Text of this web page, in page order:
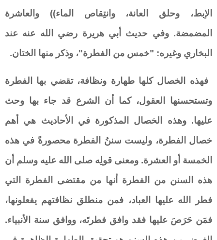
الإبط، وحلق العانة، وانتِقاص الماء)) والعاشرة
المضمضة. وفي حديث أبي هريرة رضي الله عنه عند
البخاري وغيره: "خمس من الفطرة"، وذكر منها الختان.
فهذه الخصال كلها طهارة ونظافة، تقضي بها الفطرة
وتستحسنها العقول، كما أن الشرع قد جاء بها وحث
عليها. وهذه الخصال المذكورة في الأحاديث هي أهم
خصال الفطرة، وليست سننُ الفطرة محصورةً في هذه
الخمسة أو العشرة. ومعنى قولِه صلى الله عليه وسلم أن
هذه السنن من الفطرة أنها من مقتضى الفطرة التي
فطر الله عليها العباد، فمن منطلق نظافتهم يفعلونها،
فمَن حَرَصَ عليها فقد وافق فطرتَه، ووافق سنة الأنبياء.